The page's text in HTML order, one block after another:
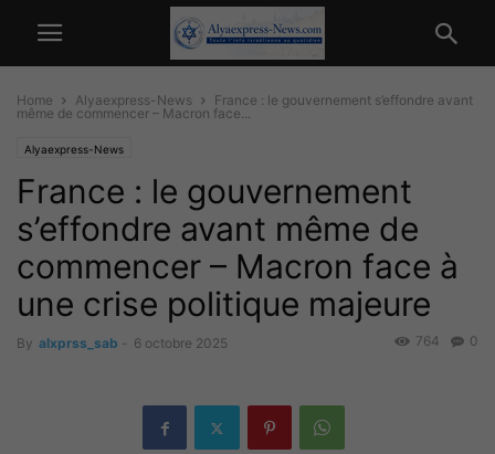
Home Alyaexpress-News
France : le gouvernement s’effondre avant
même de commencer – Macron face...
Alyaexpress-News
France : le gouvernement
s’effondre avant même de
commencer – Macron face à
une crise politique majeure
By alxprss_sab - 6 octobre 2025 0
764